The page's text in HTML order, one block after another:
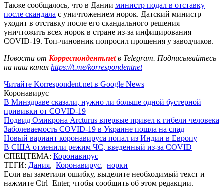
Также сообщалось, что в Дании министр подал в отставку
после скандала с уничтожением норок. Датский министр
уходит в отставку после его скандального решения
уничтожить всех норок в стране из-за инфицирования
COVID-19. Топ-чиновник попросил прощения у заводчиков.
Новости от Корреспондент.netв Telegram. Подписывайтесь
на наш канал https://t.me/korrespondentnet
Читайте Korrespondent.net в Google News
Коронавирус
В Минздраве сказали, нужно ли больше одной бустерной
прививки от COVID-19
Подвид Омикрона Arcturus впервые привел к гибели человека
Заболеваемость COVID-19 в Украине пошла на спад
Новый вариант коронавируса попал из Индии в Европу
В США отменили режим ЧС, введенный из-за COVID
СПЕЦТЕМА: Коронавирус
ТЕГИ: Дания, Коронавирус, норки
Если вы заметили ошибку, выделите необходимый текст и
нажмите Ctrl+Enter, чтобы сообщить об этом редакции.